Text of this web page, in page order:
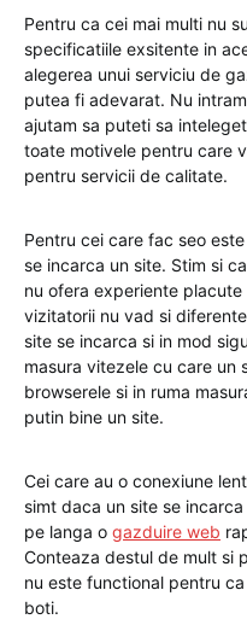
Pentru ca cei mai multi nu
specificatiile exsitente in
alegerea unui serviciu de
putea fi adevarat. Nu
ajutam sa puteti sa
toate motivele pentru care
pentru servicii de calitate.
Pentru cei care fac seo
se incarca un site. Stim si
nu ofera experiente
vizitatorii nu vad si
site se incarca si in mod
masura vitezele cu care un
browserele si in ruma
putin bine un site.
Cei care au o conexiune
simt daca un site se
pe langa o gazduire web
Conteaza destul de mult si
nu este functional pentru
boti.